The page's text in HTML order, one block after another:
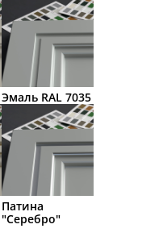
Эмаль RAL 7035
Патина
"Серебро"